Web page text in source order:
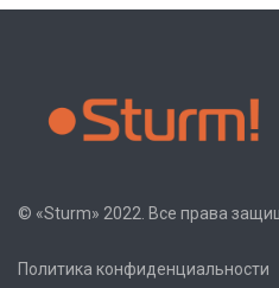
© «Sturm» 2022. Все права
Политика конфиденциальности